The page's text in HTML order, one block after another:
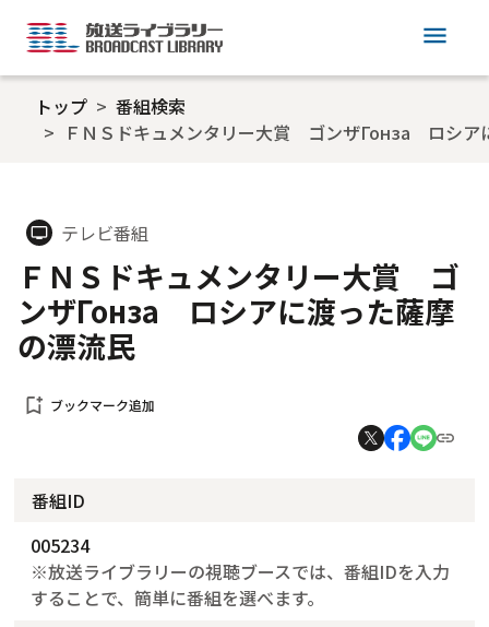
menu
トップ
番組検索
ＦＮＳドキュメンタリー大賞 ゴンザГонза ロシア
tv テレビ番組
ＦＮＳドキュメンタリー大賞 ゴ
ンザГонза ロシアに渡った薩摩
の漂流民
bookmark_add ブックマーク追加
番組ID
005234
※放送ライブラリーの視聴ブースでは、番組IDを入力
することで、簡単に番組を選べます。